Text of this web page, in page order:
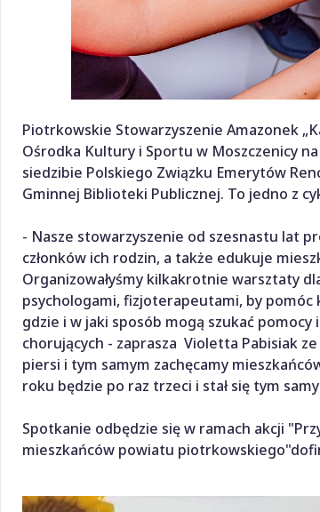
Piotrkowskie Stowarzyszenie Amazonek
Ośrodka Kultury i Sportu w Moszczenicy
siedzibie Polskiego Związku Emerytów
Gminnej Biblioteki Publicznej. To jedno z
- Nasze stowarzyszenie od szesnastu lat
członków ich rodzin, a także edukuje
Organizowałyśmy kilkakrotnie warsztaty
psychologami, fizjoterapeutami, by
gdzie i w jaki sposób mogą szukać
chorujących - zaprasza Violetta Pabisiak
piersi i tym samym zachęcamy
roku będzie po raz trzeci i stał się tym
Spotkanie odbędzie się w ramach akcji
mieszkańców powiatu